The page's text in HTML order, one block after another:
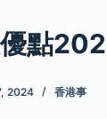
點
2024 香港事